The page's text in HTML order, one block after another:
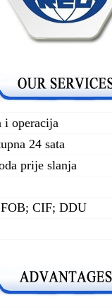
i operacija
24 sata
prije slanja
CIF; DDU